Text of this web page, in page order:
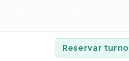
Reservar turno